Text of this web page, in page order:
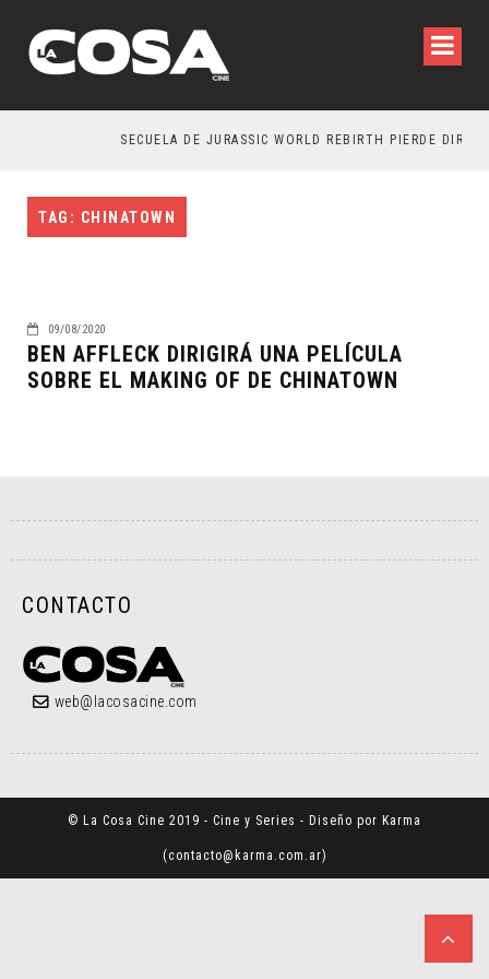
SECUELA DE JURASSIC WORLD REBIRTH PIERDE
TAG: CHINATOWN
09/08/2020
BEN AFFLECK DIRIGIRÁ UNA PELÍCULA
SOBRE EL MAKING OF DE CHINATOWN
CONTACTO
web@lacosacine.com
© La Cosa Cine 2019 - Cine y Series - Diseño por Karma
(contacto@karma.com.ar)